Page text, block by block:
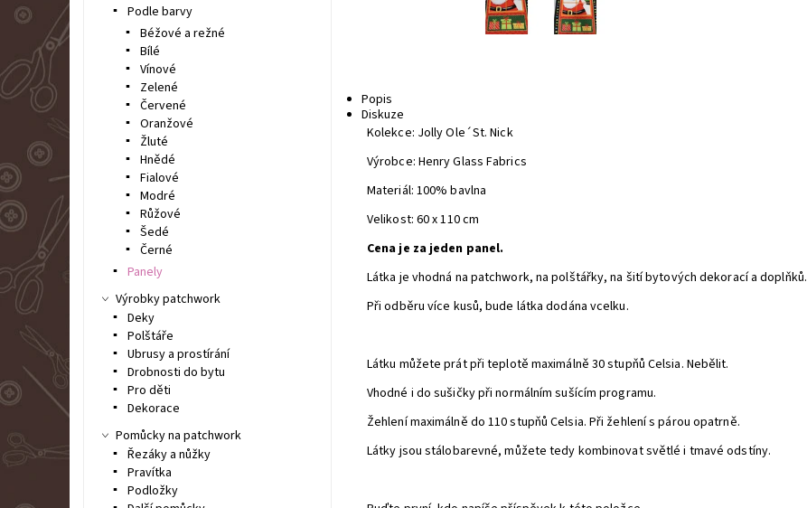
Popis
Diskuze
Kolekce: Jolly Ole´St. Nick
Výrobce: Henry Glass Fabrics
Materiál: 100% bavlna
Velikost: 60 x 110 cm
Cena je za jeden panel.
Látka je vhodná na patchwork, na polštářky, na šití bytových dekorací a doplňků.
Při odběru více kusů, bude látka dodána vcelku.
Látku můžete prát při teplotě maximálně 30 stupňů Celsia. Nebělit.
Vhodné i do sušičky při normálním sušícím programu.
Žehlení maximálně do 110 stupňů Celsia. Při žehlení s párou opatrně.
Látky jsou stálobarevné, můžete tedy kombinovat světlé i tmavé odstíny.
Podle barvy
Béžové a režné
Bílé
Vínové
Zelené
Červené
Oranžové
Žluté
Hnědé
Fialové
Modré
Růžové
Šedé
Černé
Panely
Výrobky patchwork
Deky
Polštáře
Ubrusy a prostírání
Drobnosti do bytu
Pro děti
Dekorace
Pomůcky na patchwork
Řezáky a nůžky
Pravítka
Podložky